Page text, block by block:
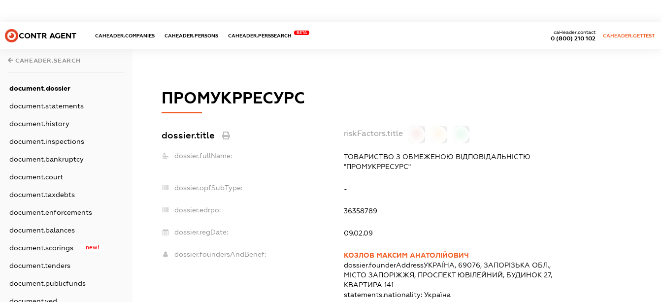
CONTR AGENT CAHEADER.COMPANIES CAHEADER.PERSONS CAHEADER.PERSSEARCH
BETA
0 (800) 210 102
caHeader.contact
CAHEADER.GETTEST
CAHEADER.SEARCH
document.dossier
document.statements
document.history
document.inspections
document.bankruptcy
document.court
document.taxdebts
document.enforcements
document.balances
document.scorings new!
document.tenders
document.publicfunds
ПРОМУКРРЕСУРС
dossier.title riskFactors.title
dossier.fullName:
ТОВАРИСТВО З ОБМЕЖЕНОЮ ВІДПОВІДАЛЬНІСТЮ
"ПРОМУКРРЕСУРС"
dossier.opfSubType: -
dossier.edrpo: 36358789
dossier.regDate: 09.02.09
dossier.foundersAndBenef:
КОЗЛОВ МАКСИМ АНАТОЛІЙОВИЧ
dossier.founderAddressУКРАЇНА, 69076, ЗАПОРІЗЬКА ОБЛ.,
МІСТО ЗАПОРІЖЖЯ, ПРОСПЕКТ ЮВІЛЕЙНИЙ, БУДИНОК 27,
КВАРТИРА 141
statements.nationality:Україна